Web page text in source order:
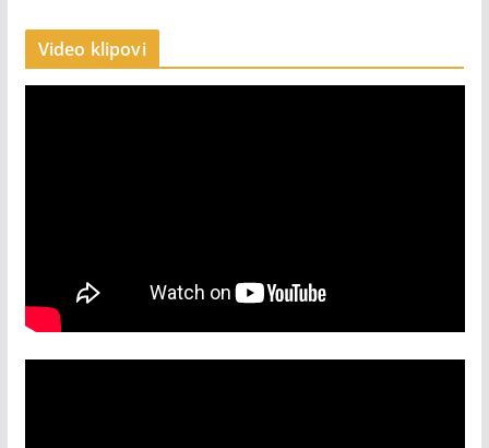
Video klipovi